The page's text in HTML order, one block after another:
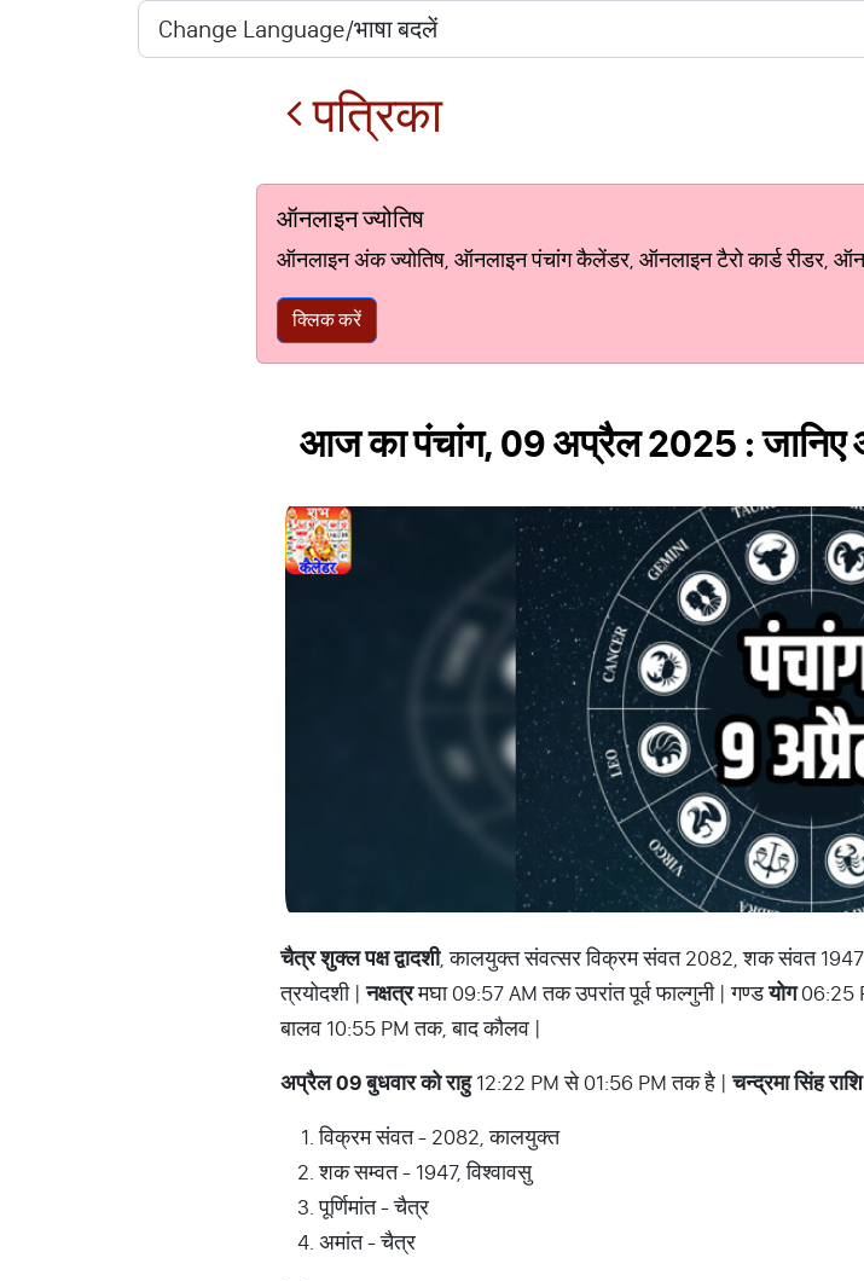
पत्रिका
ऑनलाइन ज्योतिष
ऑनलाइन अंक ज्योतिष, ऑनलाइन पंचांग कैलेंडर, ऑनलाइन टैरो कार्ड रीडर,
क्लिक करें
आज का पंचांग, 09 अप्रैल 2025 : जानिए
चैत्र शुक्ल पक्ष द्वादशी, कालयुक्त संवत्सर विक्रम संवत 2082, शक संवत
त्रयोदशी |नक्षत्रमघा 09:57 AM तक उपरांत पूर्व फाल्गुनी | गण्डयोग06:25
बालव 10:55 PM तक, बाद कौलव |
अप्रैल 09 बुधवार को राहु12:22 PM से 01:56 PM तक है |चन्द्रमा सिंह राशि
विक्रम संवत - 2082, कालयुक्त
शक सम्वत - 1947, विश्वावसु
पूर्णिमांत - चैत्र
अमांत - चैत्र